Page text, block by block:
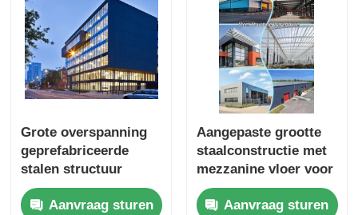
Grote overspanning
geprefabriceerde
stalen structuur
workshop industriële
productie-installatie
Aanvraag sturen
Aangepaste grootte
staalconstructie met
mezzanine vloer voor
kantooropslag
geïntegreerd gebouw
Aanvraag sturen